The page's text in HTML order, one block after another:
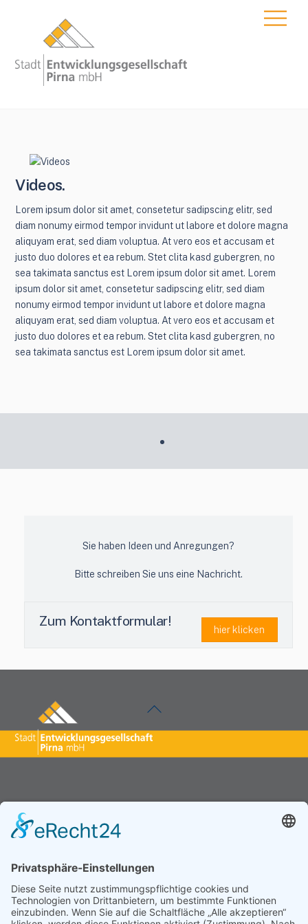
Videos.
Lorem ipsum dolor sit amet, consetetur sadipscing elitr, sed
diam nonumy eirmod tempor invidunt ut labore et dolore magna
aliquyam erat, sed diam voluptua. At vero eos et accusam et
justo duo dolores et ea rebum. Stet clita kasd gubergren, no
sea takimata sanctus est Lorem ipsum dolor sit amet. Lorem
ipsum dolor sit amet, consetetur sadipscing elitr, sed diam
nonumy eirmod tempor invidunt ut labore et dolore magna
aliquyam erat, sed diam voluptua. At vero eos et accusam et
justo duo dolores et ea rebum. Stet clita kasd gubergren, no
sea takimata sanctus est Lorem ipsum dolor sit amet.
Sie haben Ideen und Anregungen?
Bitte schreiben Sie uns eine Nachricht.
Zum Kontaktformular!
hier klicken
Back
Datenschutzerklärung
Impressum
Kontakt Ansprechpartner
Fördermöglichkeiten